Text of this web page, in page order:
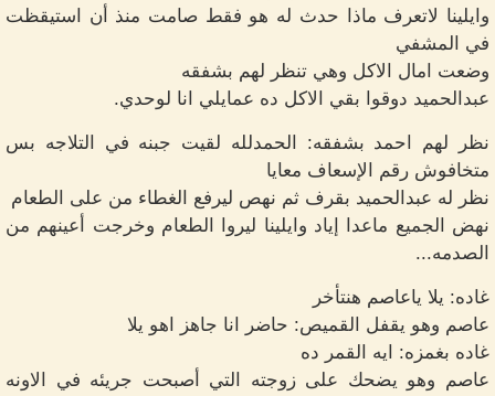
وايلينا لاتعرف ماذا حدث له هو فقط صامت منذ أن استيقظت
في المشفي
وضعت امال الاكل وهي تنظر لهم بشفقه
عبدالحميد دوقوا بقي الاكل ده عمايلي انا لوحدي.
نظر لهم احمد بشفقه: الحمدلله لقيت جبنه في التلاجه بس
متخافوش رقم الإسعاف معايا
نظر له عبدالحميد بقرف ثم نهص ليرفع الغطاء من على الطعام
نهض الجميع ماعدا إياد وايلينا ليروا الطعام وخرجت أعينهم من
الصدمه...
غاده: يلا ياعاصم هنتأخر
عاصم وهو يقفل القميص: حاضر انا جاهز اهو يلا
غاده بغمزه: ايه القمر ده
عاصم وهو يضحك على زوجته التي أصبحت جريئه في الاونه